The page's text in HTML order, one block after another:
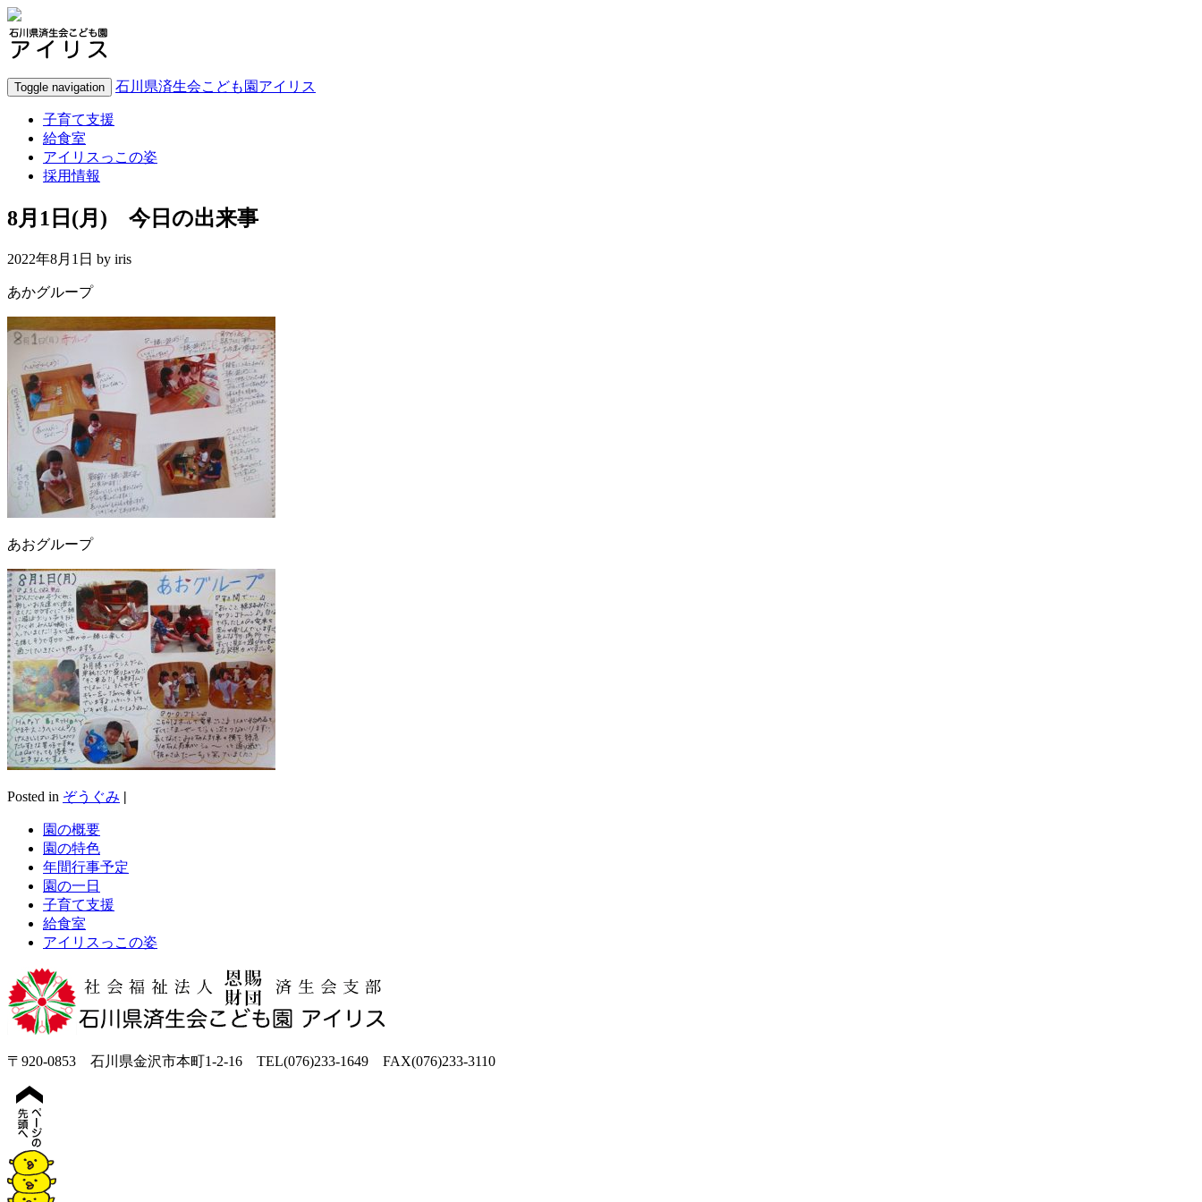
Toggle navigation 石川県済生会こども園アイリス
子育て支援
給食室
アイリスっこの姿
採用情報
8月1日(月) 今日の出来事
2022年8月1日 by iris
あかグループ
あおグループ
Posted in ぞうぐみ |
園の概要
園の特色
年間行事予定
園の一日
子育て支援
給食室
アイリスっこの姿
〒920-0853 石川県金沢市本町1-2-16 TEL(076)233-1649 FAX(076)233-3110